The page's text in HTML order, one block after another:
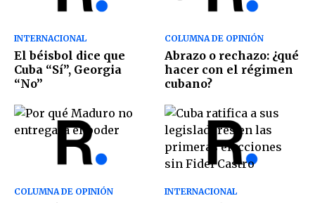
INTERNACIONAL
El béisbol dice que
Cuba “Sí”, Georgia
“No”
COLUMNA DE OPINIÓN
Abrazo o rechazo: ¿qué
hacer con el régimen
cubano?
COLUMNA DE OPINIÓN INTERNACIONAL